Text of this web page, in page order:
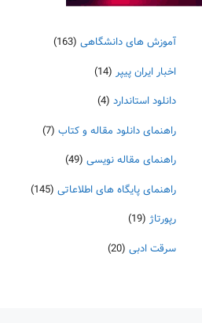
آموزش های دانشگاهی (163)
اخبار ایران پیپر (14)
دانلود استاندارد (4)
راهنمای دانلود مقاله و کتاب (7)
راهنمای مقاله نویسی (49)
راهنمای پایگاه های اطلاعاتی (145)
رپورتاژ (19)
سرقت ادبی (20)